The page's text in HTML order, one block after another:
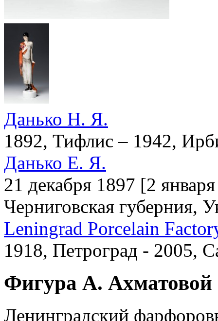
Данько Н. Я.
1892, Тифлис – 1942,
Данько Е. Я.
21 декабря 1897 [2
Черниговская губерния,
Leningrad Porcelain
1918, Петроград - 2005,
Фигура А. Ахматовой
Ленинградский